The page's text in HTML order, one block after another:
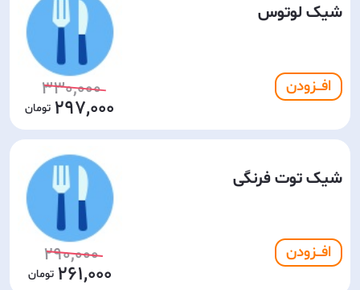
شیک لوتوس
افـــزودن 330,000
297,000
شیک توت فرنگی
افـــزودن 290,000
261,000